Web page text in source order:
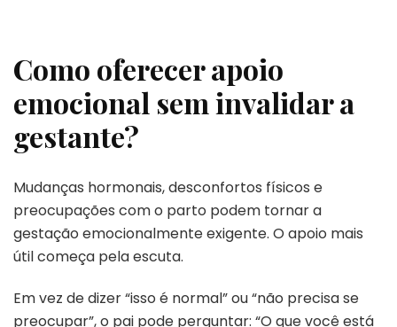
Como oferecer apoio
emocional sem invalidar a
gestante?
Mudanças hormonais, desconfortos físicos e
preocupações com o parto podem tornar a
gestação emocionalmente exigente. O apoio mais
útil começa pela escuta.
Em vez de dizer “isso é normal” ou “não precisa se
preocupar”, o pai pode perguntar: “O que você está